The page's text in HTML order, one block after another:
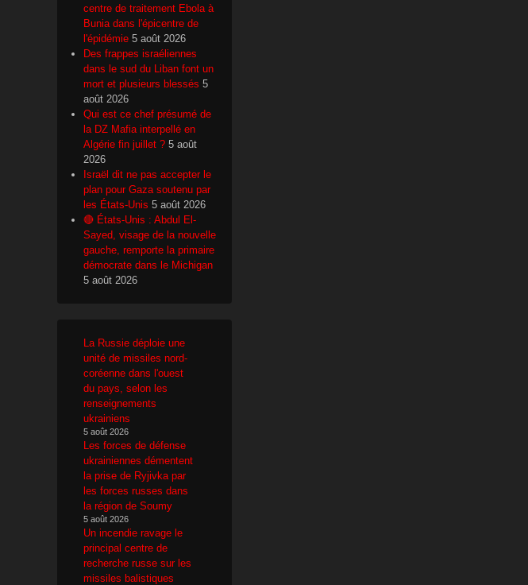
centre de traitement Ebola à
Bunia dans l'épicentre de
l'épidémie 5 août 2026
Des frappes israéliennes
dans le sud du Liban font un
mort et plusieurs blessés 5
août 2026
Qui est ce chef présumé de
la DZ Mafia interpellé en
Algérie fin juillet ? 5 août
2026
Israël dit ne pas accepter le
plan pour Gaza soutenu par
les États-Unis 5 août 2026
🔴 États-Unis : Abdul El-
Sayed, visage de la nouvelle
gauche, remporte la primaire
démocrate dans le Michigan
5 août 2026
La Russie déploie une
unité de missiles nord-
coréenne dans l'ouest
du pays, selon les
renseignements
ukrainiens
5 août 2026
Les forces de défense
ukrainiennes démentent
la prise de Ryjivka par
les forces russes dans
la région de Soumy
5 août 2026
Un incendie ravage le
principal centre de
recherche russe sur les
missiles balistiques